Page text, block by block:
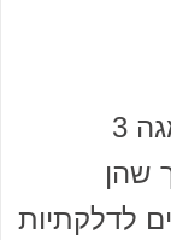
דגים מכילים חומצות שומן אומגה 3
שהן
לדלקתיות